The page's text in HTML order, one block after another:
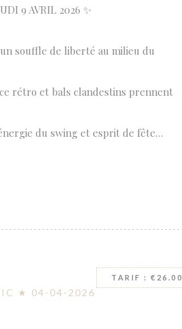
9 AVRIL 2026 ✨
souffle de liberté au milieu du
rétro et bals clandestins prennent
du swing et esprit de fête…
★ 04-04-2026
TARIF : €26.00